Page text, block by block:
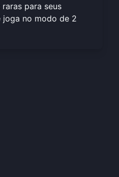
para seus
joga no modo de 2